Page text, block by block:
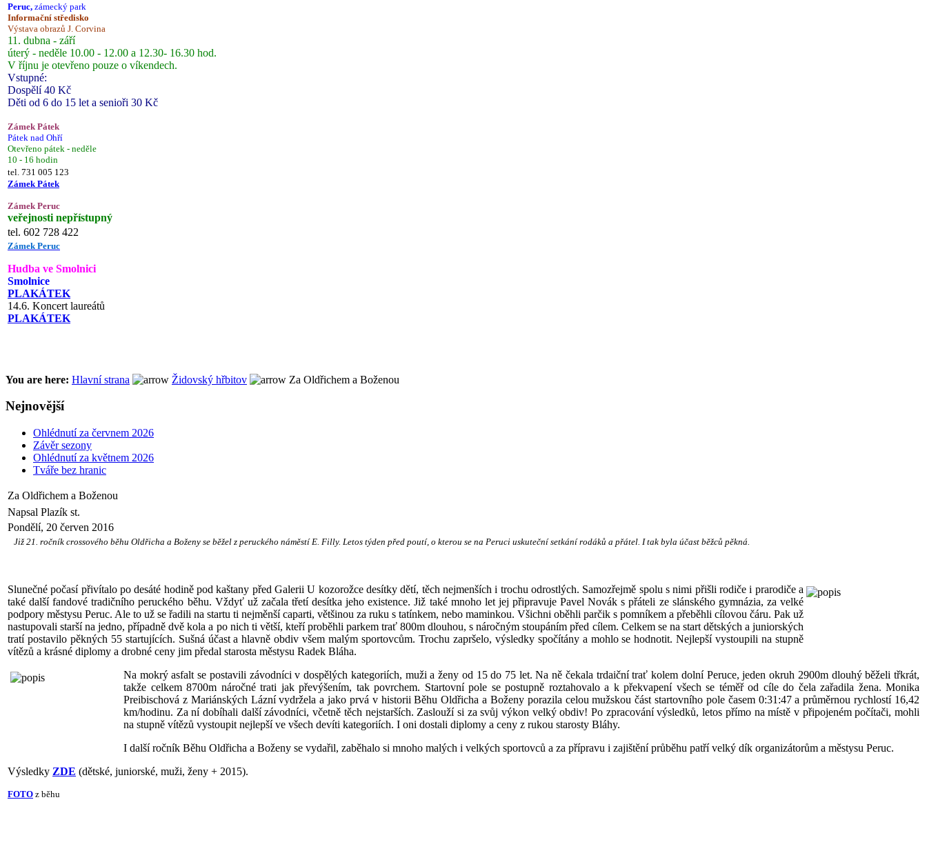
Peruc, zámecký park
Informační středisko
Výstava obrazů J. Corvina
11. dubna - září
úterý - neděle 10.00 - 12.00 a 12.30- 16.30 hod.
V říjnu je otevřeno pouze o víkendech.
Vstupné:
Dospělí 40 Kč
Děti od 6 do 15 let a senioři 30 Kč
Zámek Pátek
Pátek nad Ohří
Otevřeno pátek - neděle
10 - 16 hodin
tel. 731 005 123
Zámek Pátek
Zámek Peruc
veřejnosti nepřístupný
tel. 602 728 422
Zámek Peruc
Hudba ve Smolnici
Smolnice
PLAKÁTEK
14.6. Koncert laureátů
PLAKÁTEK
You are here: Hlavní strana Židovský hřbitov Za Oldřichem a Boženou
Nejnovější
Ohlédnutí za červnem 2026
Závěr sezony
Ohlédnutí za květnem 2026
Tváře bez hranic
Za Oldřichem a Boženou
Napsal Plazík st.
Pondělí, 20 červen 2016
Již 21. ročník crossového běhu Oldřicha a Boženy se běžel z peruckého náměstí E. Filly. Letos týden před poutí, o kterou se na Peruci uskuteční setkání rodáků a přátel. I tak byla účast běžců pěkná.
Slunečné počasí přivítalo po desáté hodině pod kaštany před Galerii U kozorožce desítky dětí, těch nejmenších i trochu odrostlých. Samozřejmě spolu s nimi přišli rodiče i prarodiče a
také další fandové tradičního peruckého běhu. Vždyť už začala třetí desítka jeho existence. Již také mnoho let jej připravuje Pavel Novák s přáteli ze slánského gymnázia, za velké
podpory městysu Peruc. Ale to už se řadili na startu ti nejměnší caparti, většinou za ruku s tatínkem, nebo maminkou. Všichni oběhli parčik s pomníkem a přeběhli cílovou čáru. Pak už
nastupovali starší na jedno, případně dvě kola a po nich ti větší, kteří proběhli parkem trať 800m dlouhou, s náročným stoupáním před cílem. Celkem se na start dětských a juniorských
tratí postavilo pěkných 55 startujících. Sušná účast a hlavně obdiv všem malým sportovcům. Trochu zapršelo, výsledky spočítány a mohlo se hodnotit. Nejlepší vystoupili na stupně
vítězů a krásné diplomy a drobné ceny jim předal starosta městysu Radek Bláha.
Na mokrý asfalt se postavili závodníci v dospělých kategoriích, muži a ženy od 15 do 75 let. Na ně čekala trdaiční trať kolem dolní Peruce, jeden okruh 2900m dlouhý běželi třkrát,
takže celkem 8700m náročné trati jak převýšením, tak povrchem. Startovní pole se postupně roztahovalo a k překvapení všech se téměř od cíle do čela zařadila žena. Monika
Preibischová z Mariánských Lázní vydržela a jako prvá v historii Běhu Oldřicha a Boženy porazila celou mužskou část startovního pole časem 0:31:47 a průměrnou rychlostí 16,42
km/hodinu. Za ní dobíhali další závodníci, včetně těch nejstarších. Zaslouží si za svůj výkon velký obdiv! Po zpracování výsledků, letos přímo na místě v připojeném počítači, mohli
na stupně vítězů vystoupit nejlepší ve všech devíti kategoriích. I oni dostali diplomy a ceny z rukou starosty Bláhy.
I další ročník Běhu Oldřicha a Boženy se vydařil, zaběhalo si mnoho malých i velkých sportovců a za přípravu i zajištění průběhu patří velký dík organizátorům a městysu Peruc.
Výsledky ZDE (dětské, juniorské, muži, ženy + 2015).
FOTO z běhu